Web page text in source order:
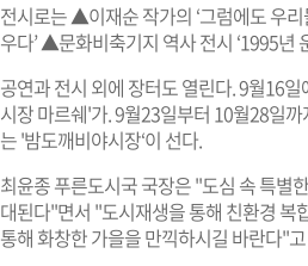
전시로는 ▲이재순 작가의 ‘그럼에도 우
우다’ ▲문화비축기지 역사 전시 ‘1995년
공연과 전시 외에 장터도 열린다. 9월16
시장 마르쉐'가. 9월23일부터 10월28일
는 '밤도깨비야시장‘이 선다.
최윤종 푸른도시국 국장은 "도심 속 특별
대된다"면서 "도시재생을 통해 친환경
통해 화창한 가을을 만끽하시길 바란다"